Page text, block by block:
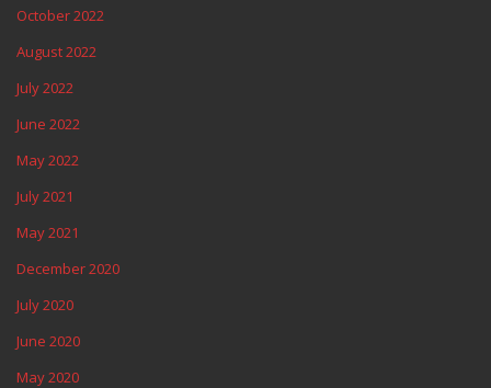
October 2022
August 2022
July 2022
June 2022
May 2022
July 2021
May 2021
December 2020
July 2020
June 2020
May 2020